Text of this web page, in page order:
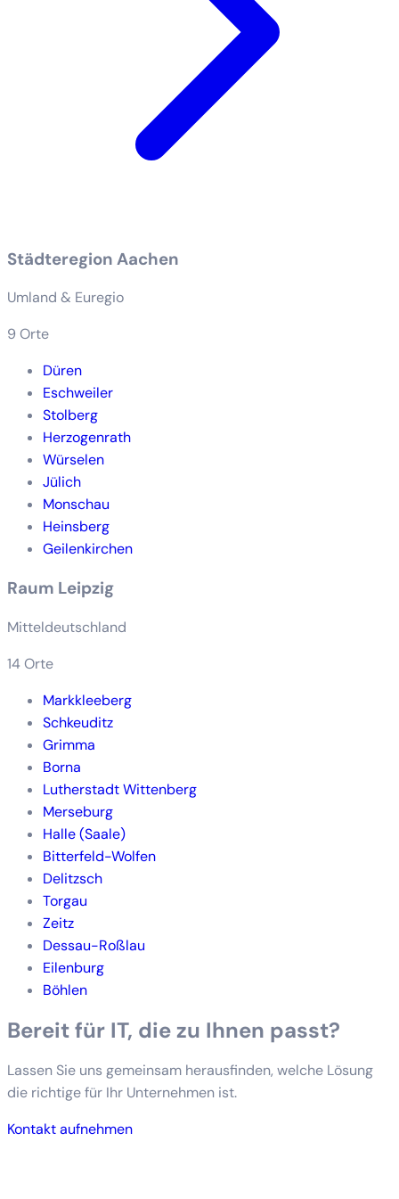
Städteregion Aachen
Umland & Euregio
9 Orte
Düren
Eschweiler
Stolberg
Herzogenrath
Würselen
Jülich
Monschau
Heinsberg
Geilenkirchen
Raum Leipzig
Mitteldeutschland
14 Orte
Markkleeberg
Schkeuditz
Grimma
Borna
Lutherstadt Wittenberg
Merseburg
Halle (Saale)
Bitterfeld-Wolfen
Delitzsch
Torgau
Zeitz
Dessau-Roßlau
Eilenburg
Böhlen
Bereit für IT, die zu Ihnen passt?
Lassen Sie uns gemeinsam herausfinden, welche Lösung
die richtige für Ihr Unternehmen ist.
Kontakt aufnehmen